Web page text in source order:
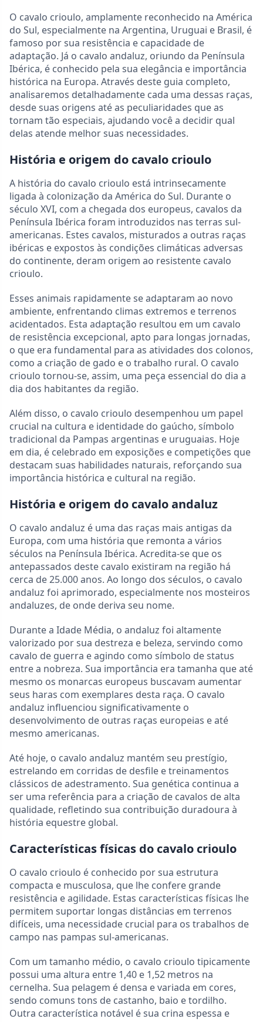
O cavalo crioulo, amplamente reconhecido na América
do Sul, especialmente na Argentina, Uruguai e Brasil, é
famoso por sua resistência e capacidade de
adaptação. Já o cavalo andaluz, oriundo da Península
Ibérica, é conhecido pela sua elegância e importância
histórica na Europa. Através deste guia completo,
analisaremos detalhadamente cada uma dessas raças,
desde suas origens até as peculiaridades que as
tornam tão especiais, ajudando você a decidir qual
delas atende melhor suas necessidades.
História e origem do cavalo crioulo
A história do cavalo crioulo está intrinsecamente
ligada à colonização da América do Sul. Durante o
século XVI, com a chegada dos europeus, cavalos da
Península Ibérica foram introduzidos nas terras sul-
americanas. Estes cavalos, misturados a outras raças
ibéricas e expostos às condições climáticas adversas
do continente, deram origem ao resistente cavalo
crioulo.
Esses animais rapidamente se adaptaram ao novo
ambiente, enfrentando climas extremos e terrenos
acidentados. Esta adaptação resultou em um cavalo
de resistência excepcional, apto para longas jornadas,
o que era fundamental para as atividades dos colonos,
como a criação de gado e o trabalho rural. O cavalo
crioulo tornou-se, assim, uma peça essencial do dia a
dia dos habitantes da região.
Além disso, o cavalo crioulo desempenhou um papel
crucial na cultura e identidade do gaúcho, símbolo
tradicional da Pampas argentinas e uruguaias. Hoje
em dia, é celebrado em exposições e competições que
destacam suas habilidades naturais, reforçando sua
importância histórica e cultural na região.
História e origem do cavalo andaluz
O cavalo andaluz é uma das raças mais antigas da
Europa, com uma história que remonta a vários
séculos na Península Ibérica. Acredita-se que os
antepassados deste cavalo existiram na região há
cerca de 25.000 anos. Ao longo dos séculos, o cavalo
andaluz foi aprimorado, especialmente nos mosteiros
andaluzes, de onde deriva seu nome.
Durante a Idade Média, o andaluz foi altamente
valorizado por sua destreza e beleza, servindo como
cavalo de guerra e agindo como símbolo de status
entre a nobreza. Sua importância era tamanha que até
mesmo os monarcas europeus buscavam aumentar
seus haras com exemplares desta raça. O cavalo
andaluz influenciou significativamente o
desenvolvimento de outras raças europeias e até
mesmo americanas.
Até hoje, o cavalo andaluz mantém seu prestígio,
estrelando em corridas de desfile e treinamentos
clássicos de adestramento. Sua genética continua a
ser uma referência para a criação de cavalos de alta
qualidade, refletindo sua contribuição duradoura à
história equestre global.
Características físicas do cavalo crioulo
O cavalo crioulo é conhecido por sua estrutura
compacta e musculosa, que lhe confere grande
resistência e agilidade. Estas características físicas lhe
permitem suportar longas distâncias em terrenos
difíceis, uma necessidade crucial para os trabalhos de
campo nas pampas sul-americanas.
Com um tamanho médio, o cavalo crioulo tipicamente
possui uma altura entre 1,40 e 1,52 metros na
cernelha. Sua pelagem é densa e variada em cores,
sendo comuns tons de castanho, baio e tordilho.
Outra característica notável é sua crina espessa e